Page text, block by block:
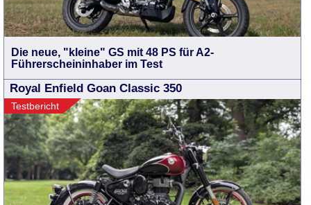
Die neue, "kleine" GS mit 48 PS für A2-
Führerscheininhaber im Test
Royal Enfield Goan Classic 350
Testbericht